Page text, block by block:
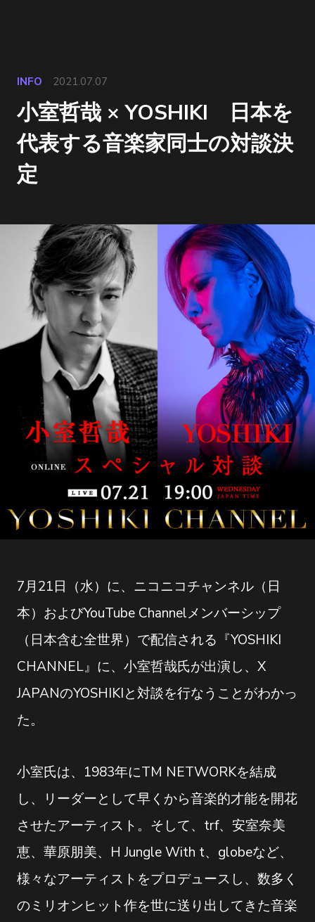
INFO 2021.07.07
小室哲哉 × YOSHIKI 日本を
代表する音楽家同士の対談決
定
7月21日（水）に、ニコニコチャンネル（日
本）およびYouTube Channelメンバーシップ
（日本含む全世界）で配信される『YOSHIKI
CHANNEL』に、小室哲哉氏が出演し、X
JAPANのYOSHIKIと対談を行なうことがわかっ
た。
小室氏は、1983年にTM NETWORKを結成
し、リーダーとして早くから音楽的才能を開花
させたアーティスト。そして、trf、安室奈美
恵、華原朋美、H Jungle With t、globeなど、
様々なアーティストをプロデュースし、数多く
のミリオンヒット作を世に送り出してきた音楽